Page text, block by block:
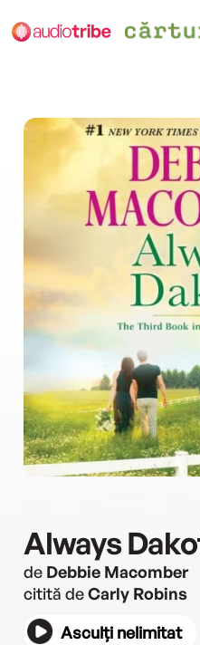
Always
de Debbie Macomber
citită deCarly Robins
Asculți nelimitat